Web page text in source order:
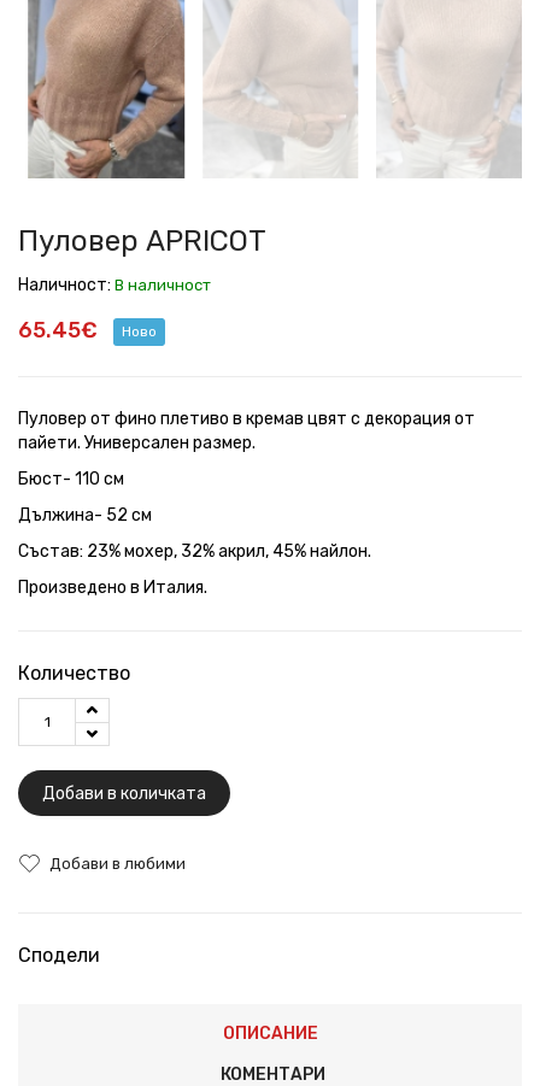
Пуловер APRICOT
Наличност: В наличност
65.45€ Ново
Пуловер от фино плетиво в кремав цвят с декорация от
пайети. Универсален размер.
Бюст- 110 см
Дължина- 52 см
Състав: 23% мохер, 32% акрил, 45% найлон.
Произведено в Италия.
Количество
Добави в количката
Добави в любими
Сподели
ОПИСАНИЕ
КОМЕНТАРИ